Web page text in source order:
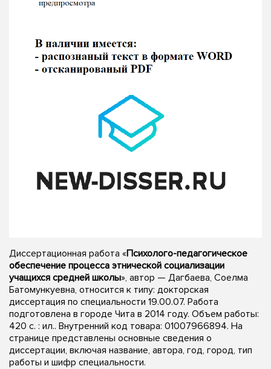
Диссертационная работа «Психолого-педагогическое
обеспечение процесса этнической социализации
учащихся средней школы», автор — Дагбаева, Соелма
Батомункуевна, относится к типу: докторская
диссертация по специальности 19.00.07. Работа
подготовлена в городе Чита в 2014 году. Объем работы:
420 с. : ил.. Внутренний код товара: 01007966894. На
странице представлены основные сведения о
диссертации, включая название, автора, год, город, тип
работы и шифр специальности.